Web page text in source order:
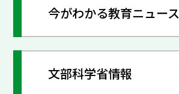
今がわかる教育ニュース
文部科学省情報